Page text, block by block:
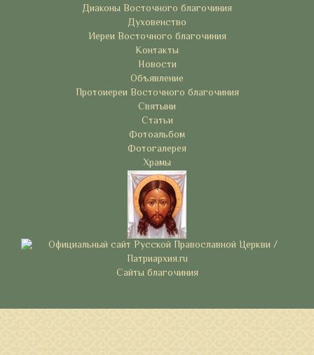
Диаконы Восточного благочиния
Духовенство
Иереи Восточного благочиния
Контакты
Новости
Объявление
Протоиереи Восточного благочиния
Святыни
Статьи
Фотоальбом
Фотогалерея
Храмы
Сайты благочиния